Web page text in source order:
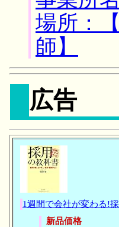
場所：
師】
広告
1週間で会社が変わる!
新品価格